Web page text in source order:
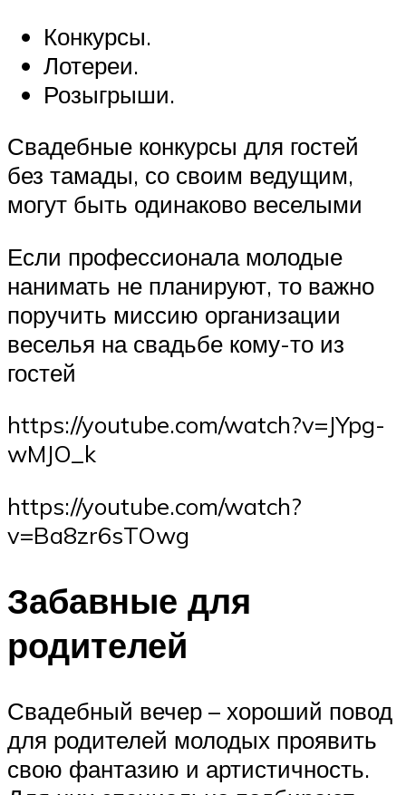
Конкурсы.
Лотереи.
Розыгрыши.
Свадебные конкурсы для гостей
без тамады, со своим ведущим,
могут быть одинаково веселыми
Если профессионала молодые
нанимать не планируют, то важно
поручить миссию организации
веселья на свадьбе кому-то из
гостей
https://youtube.com/watch?v=JYpg-
wMJO_k
https://youtube.com/watch?
v=Ba8zr6sTOwg
Забавные для
родителей
Свадебный вечер – хороший повод
для родителей молодых проявить
свою фантазию и артистичность.